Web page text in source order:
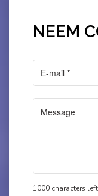
NEEM
1000 characters left